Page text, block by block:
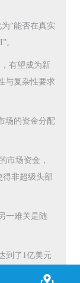
“能否在真实
。
有望成为新
与复杂性要求
场的资金分配
市场资金，
得非超级头部
一难关是随
到了1亿美元
成本却暴涨了